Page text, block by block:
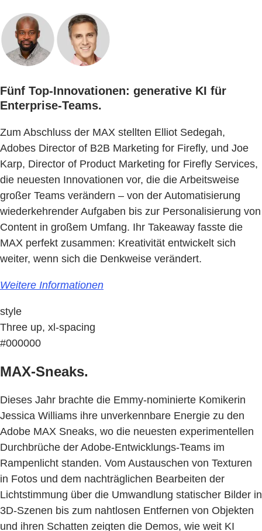
Fünf Top-Innovationen: generative KI für
Enterprise-Teams.
Zum Abschluss der MAX stellten Elliot Sedegah,
Adobes Director of B2B Marketing for Firefly, und Joe
Karp, Director of Product Marketing for Firefly Services,
die neuesten Innovationen vor, die die Arbeitsweise
großer Teams verändern – von der Automatisierung
wiederkehrender Aufgaben bis zur Personalisierung von
Content in großem Umfang. Ihr Takeaway fasste die
MAX perfekt zusammen: Kreativität entwickelt sich
weiter, wenn sich die Denkweise verändert.
Weitere Informationen
style
Three up, xl-spacing
#000000
MAX-Sneaks.
Dieses Jahr brachte die Emmy-nominierte Komikerin
Jessica Williams ihre unverkennbare Energie zu den
Adobe MAX Sneaks, wo die neuesten experimentellen
Durchbrüche der Adobe-Entwicklungs-Teams im
Rampenlicht standen. Vom Austauschen von Texturen
in Fotos und dem nachträglichen Bearbeiten der
Lichtstimmung über die Umwandlung statischer Bilder in
3D-Szenen bis zum nahtlosen Entfernen von Objekten
und ihren Schatten zeigten die Demos, wie weit KI